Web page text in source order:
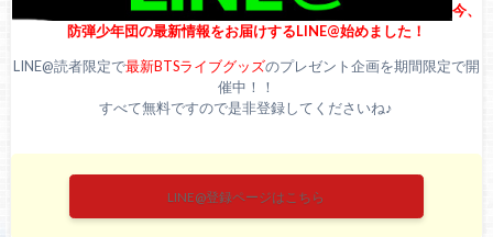
今、
防弾少年団の最新情報をお届けするLINE@始めました！
LINE@読者限定で最新BTSライブグッズのプレゼント企画を期間限定で開
催中！！
すべて無料ですので是非登録してくださいね♪
LINE@登録ページはこちら